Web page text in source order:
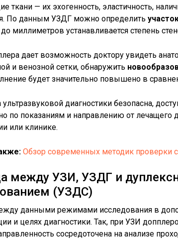
ткани — их эхогенность, эластичность,
По данным УЗДГ можно определить
миллиметров устанавливается степень
дает возможность доктору увидеть
и венозной сетки, обнаружить
будет значительно повышено в
диагностики безопасна,
по показаниям и направлению от лечащего
или клинике.
Обзор современных методик проверки
между УЗИ, УЗДГ и
(УЗДС)
данными режимами исследования в
и целях диагностики. Так, при УЗИ
сосредоточена на анализе